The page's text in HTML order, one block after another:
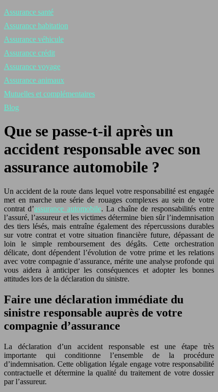
Assurance santé
Assurance habitation
Assurance véhicule
Assurance crédit
Assurance voyage
Assurance animaux
Mutuelles et complémentaires
Blog
Que se passe-t-il après un
accident responsable avec son
assurance automobile ?
Un accident de la route dans lequel votre responsabilité est engagée
met en marche une série de rouages complexes au sein de votre
contrat d’assurance automobile. La chaîne de responsabilités entre
l’assuré, l’assureur et les victimes détermine bien sûr l’indemnisation
des tiers lésés, mais entraîne également des répercussions durables
sur votre contrat et votre situation financière future, dépassant de
loin le simple remboursement des dégâts. Cette orchestration
délicate, dont dépendent l’évolution de votre prime et les relations
avec votre compagnie d’assurance, mérite une analyse profonde qui
vous aidera à anticiper les conséquences et adopter les bonnes
attitudes lors de la déclaration du sinistre.
Faire une déclaration immédiate du
sinistre responsable auprès de votre
compagnie d’assurance
La déclaration d’un accident responsable est une étape très
importante qui conditionne l’ensemble de la procédure
d’indemnisation. Cette obligation légale engage votre responsabilité
contractuelle et détermine la qualité du traitement de votre dossier
par l’assureur.